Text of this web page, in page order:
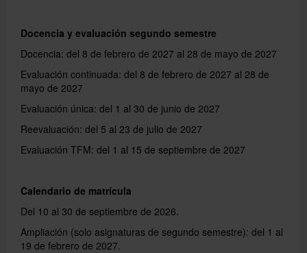
Docencia y evaluación segundo semestre
Docencia: del 8 de febrero de 2027 al 28 de mayo de 2027
Evaluación continuada: del 8 de febrero de 2027 al 28 de
mayo de 2027
Evaluación única: del 1 al 30 de junio de 2027
Reevaluación: del 5 al 23 de julio de 2027
Evaluación TFM: del 1 al 15 de septiembre de 2027
Calendario de matrícula
Del 10 al 30 de septiembre de 2026.
Ampliación (solo asignaturas de segundo semestre): del 1 al
19 de febrero de 2027.